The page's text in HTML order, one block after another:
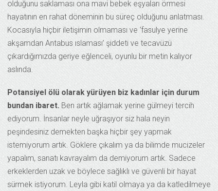
olduğunu saklaması ona mavi bebek eşyaları örmesi
hayatının en rahat döneminin bu süreç olduğunu anlatması.
Kocasıyla hiçbir iletişimin olmaması ve ‘fasulye yerine
akşamdan Antabus ıslaması’ şiddeti ve tecavüzü
çıkardığımızda geriye eğlenceli, oyunlu bir metin kalıyor
aslında.
Potansiyel ölü olarak yürüyen biz kadınlar için durum
bundan ibaret. Ben artık ağlamak yerine gülmeyi tercih
ediyorum. İnsanlar neyle uğraşıyor siz hala neyin
peşindesiniz demekten başka hiçbir şey yapmak
istemiyorum artık. Göklere çıkalım ya da bilimde mucizeler
yapalım, sanatı kavrayalım da demiyorum artık. Sadece
erkeklerden uzak ve böylece sağlıklı ve güvenli bir hayat
sürmek istiyorum. Leyla gibi katil olmaya ya da katledilmeye